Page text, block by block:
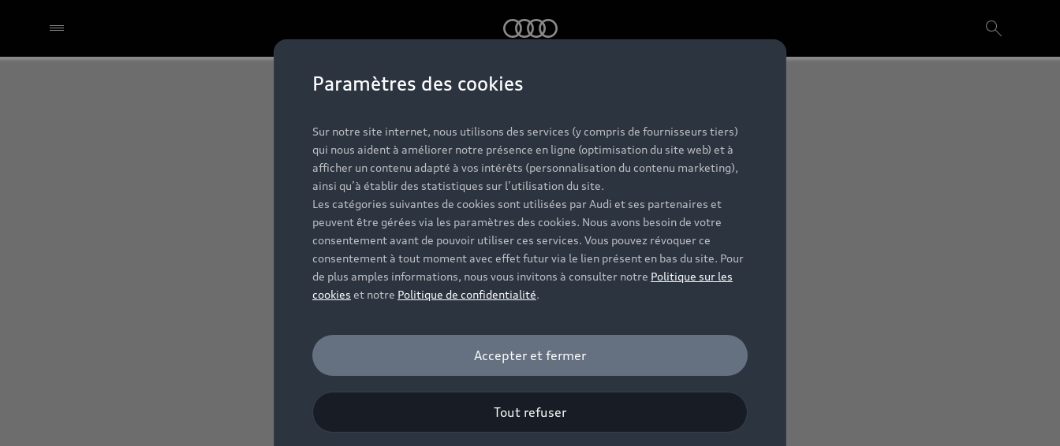
Paramètres des cookies
Sur notre site internet, nous utilisons des services (y compris de fournisseurs tiers)
qui nous aident à améliorer notre présence en ligne (optimisation du site web) et à
afficher un contenu adapté à vos intérêts (personnalisation du contenu marketing),
ainsi qu’à établir des statistiques sur l’utilisation du site.
Les catégories suivantes de cookies sont utilisées par Audi et ses partenaires et
peuvent être gérées via les paramètres des cookies. Nous avons besoin de votre
consentement avant de pouvoir utiliser ces services. Vous pouvez révoquer ce
consentement à tout moment avec effet futur via le lien présent en bas du site. Pour
de plus amples informations, nous vous invitons à consulter notre Politique sur les
cookies et notre Politique de confidentialité.
Accepter et fermer
Tout refuser